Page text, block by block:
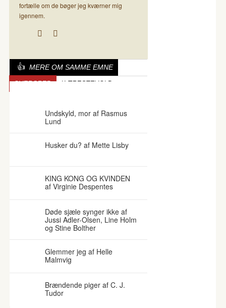
fortælle om de bøger jeg kværner mig
igennem.
MERE OM SAMME EMNE
OVERGREB KÆRESTEVOLD
Undskyld, mor af Rasmus
Lund
Husker du? af Mette Lisby
KING KONG OG KVINDEN
af Virginie Despentes
Døde sjæle synger ikke af
Jussi Adler-Olsen, Line Holm
og Stine Bolther
Glemmer jeg af Helle
Malmvig
Brændende piger af C. J.
Tudor